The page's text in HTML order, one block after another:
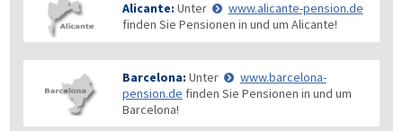
Alicante: Unter
www.alicante-pension.de
finden Sie Pensionen in und um Alicante!
Barcelona: Unter
www.barcelona-
pension.de finden Sie Pensionen in und um
Barcelona!